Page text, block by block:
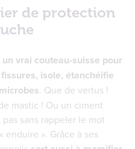
de protection
vrai couteau-suisse pour
isole, étanchéifie
. Que de vertus !
mastic ! Ou un ciment
sans rappeler le mot
enduire ». Grâce à ses